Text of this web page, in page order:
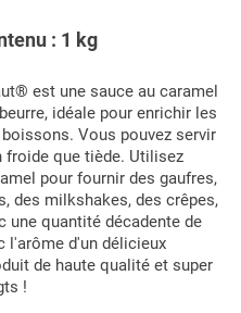
: 1 kg
est une sauce au caramel
idéale pour enrichir les
Vous pouvez servir
froide que tiède. Utilisez
pour fournir des gaufres,
des milkshakes, des crêpes,
une quantité décadente de
l'arôme d'un délicieux
de haute qualité et super
!